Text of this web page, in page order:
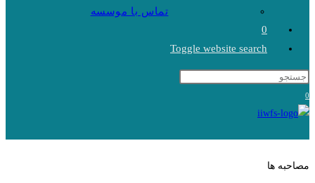
تماس با موسسه
0
Toggle website search
0
مصاحبه ها